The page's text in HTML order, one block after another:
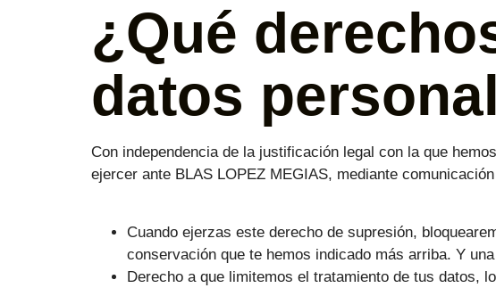
¿Qué
datos
Con independencia de la justificación legal con la que
ejercer ante BLAS LOPEZ MEGIAS, mediante
Cuando ejerzas este derecho de supresión,
conservación que te hemos indicado más arriba. Y
Derecho a que limitemos el tratamiento de tus datos,